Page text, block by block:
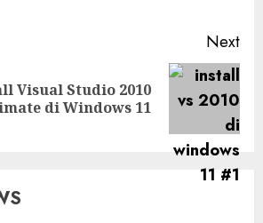
Next
Visual Studio 2010
di Windows 11